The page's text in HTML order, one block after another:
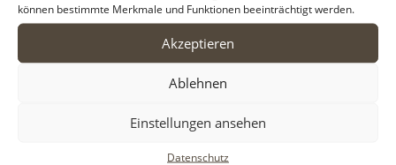
können bestimmte Merkmale und Funktionen beeinträchtigt werden.
Akzeptieren
Ablehnen
Einstellungen ansehen
Datenschutz
Hier finden Sie alles, was zur Adoption eines Schützlings wichtig ist.